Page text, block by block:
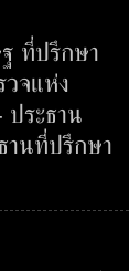
ที่ปรึกษา
วจแห่ง
ระธาน
านที่ปรึกษา